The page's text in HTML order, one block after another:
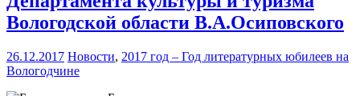
Вологодской области В.А.Осиповского
26.12.2017 Новости, 2017 год – Год литературных юбилеев на
Вологодчине